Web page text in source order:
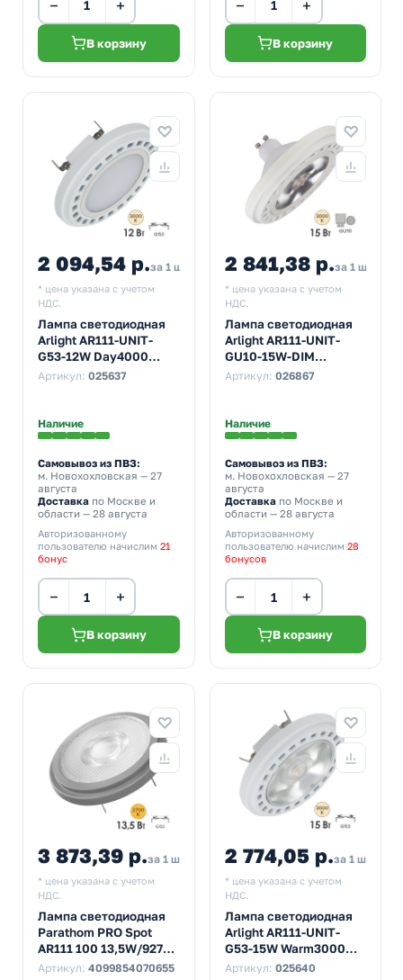
− +
В корзину
− +
В корзину
2 094,54 р.за 1 шт
* цена указана с учетом
НДС.
Лампа светодиодная
Arlight AR111-UNIT-
G53-12W Day4000
4000K 12V 120° 950Lm
Артикул: 025637
Наличие
Самовывоз из ПВЗ:
м. Новохохловская — 27
августа
Доставка по Москве и
области — 28 августа
Авторизованному
пользователю начислим 21
бонус
− +
В корзину
2 841,38 р.за 1 шт
* цена указана с учетом
НДС.
Лампа светодиодная
Arlight AR111-UNIT-
GU10-15W-DIM
Warm3000 3000K 220V
Артикул: 026867
Наличие
Самовывоз из ПВЗ:
м. Новохохловская — 27
августа
Доставкапо Москве и
области — 28 августа
Авторизованному
пользователю начислим 28
бонусов
− +
В корзину
3 873,39 р.за 1 шт
* цена указана с учетом
НДС.
Лампа светодиодная
Parathom PRO Spot
AR111 100 13,5W/927
2700K 12V G53 24°
Артикул: 4099854070655
2 774,05 р.за 1 шт
* цена указана с учетом
НДС.
Лампа светодиодная
Arlight AR111-UNIT-
G53-15W Warm3000
3000K 12V 24° 1100Lm
Артикул: 025640